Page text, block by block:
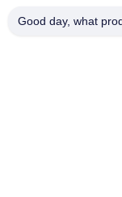
फ़ोन :
Good day, what